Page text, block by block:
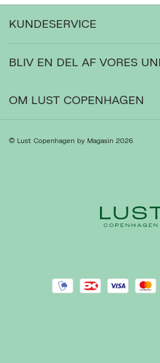
KUNDESERVICE
Levering
Ordrestatus
Gå til Kundeservice
Privatlivspolitik
BLIV EN DEL AF VORES
OM LUST COPENHAGEN
Om os
© Lust Copenhagen by Magasin 2026